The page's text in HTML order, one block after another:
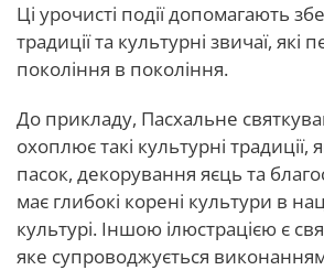
Ці урочисті події допомагають
традиції та культурні звичаї, які
покоління в покоління.
До прикладу, Пасхальне
охоплює такі культурні традиції,
пасок, декорування яєць та
має глибокі корені культури в
культурі. Іншою ілюстрацією є
яке супроводжується